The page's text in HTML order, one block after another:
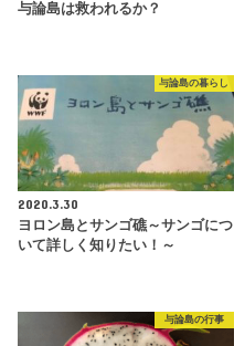
与論島は救われるか？
与論島の暮らし
2020.3.30
ヨロン島とサンゴ礁～サンゴにつ
いて詳しく知りたい！～
与論島の行事